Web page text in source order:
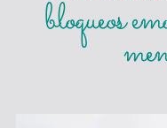
bloqueos